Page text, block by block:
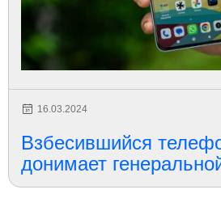
16.03.2024
Взбесившийся
донимает